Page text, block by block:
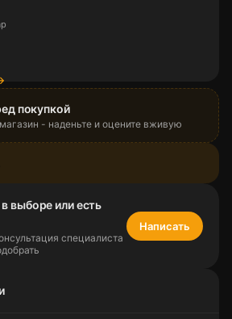
покупкой
- наденьте и оцените вживую
выборе или есть
специалиста
Написать